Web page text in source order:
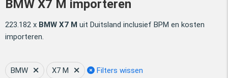
BMW X7 M importeren
223.182 x BMW X7 M uit Duitsland inclusief BPM en kosten
importeren.
BMW X7 M Filters wissen